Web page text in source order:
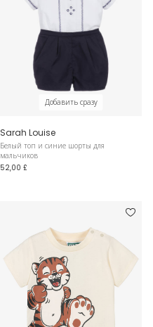
Добавить сразу
Sarah Louise
Белый топ и синие шорты для
мальчиков
52,00 £